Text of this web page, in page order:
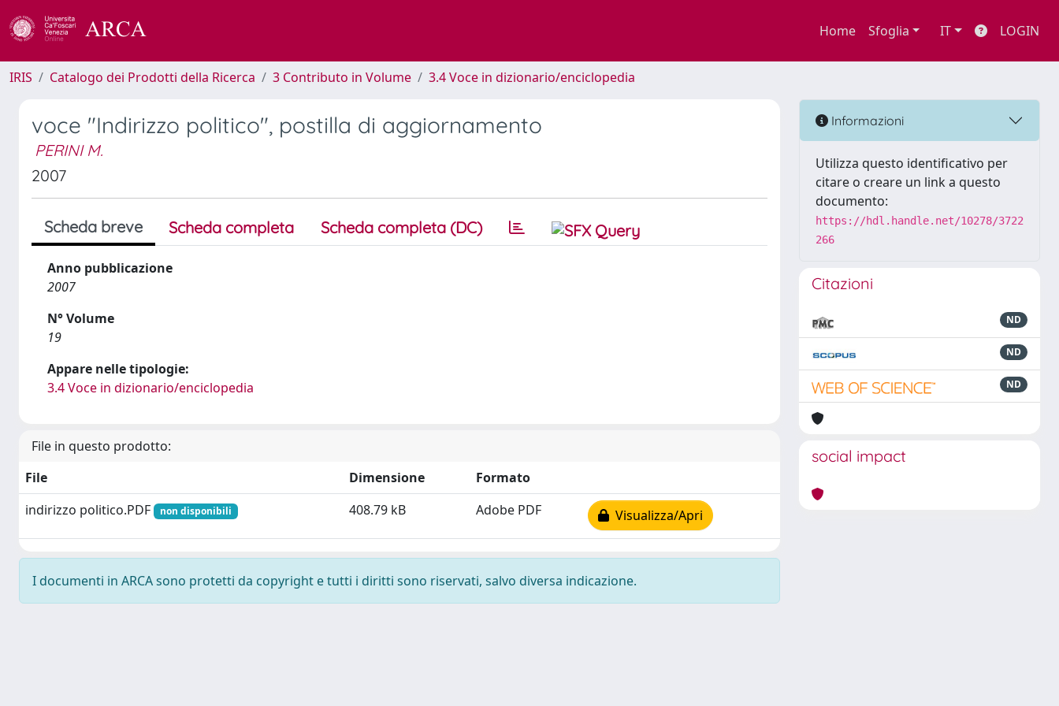
Home Sfoglia IT LOGIN
IRIS Catalogo dei Prodotti della Ricerca 3 Contributo in Volume 3.4 Voce in dizionario/enciclopedia
voce "Indirizzo politico", postilla di aggiornamento
PERINI M.
2007
Scheda breve Scheda completa Scheda completa (DC)
Anno pubblicazione
2007
N° Volume
19
Appare nelle tipologie:
3.4 Voce in dizionario/enciclopedia
File in questo prodotto:
File
Dimensione
Formato
indirizzo politico.PDF
non disponibili 408.79 kB Adobe PDF Visualizza/Apri
I documenti in ARCA sono protetti da copyright e tutti i diritti sono riservati, salvo diversa indicazione.
Informazioni
Utilizza questo identificativo per
citare o creare un link a questo
documento:
https://hdl.handle.net/10278/3722
266
Citazioni
ND
ND
ND
social impact